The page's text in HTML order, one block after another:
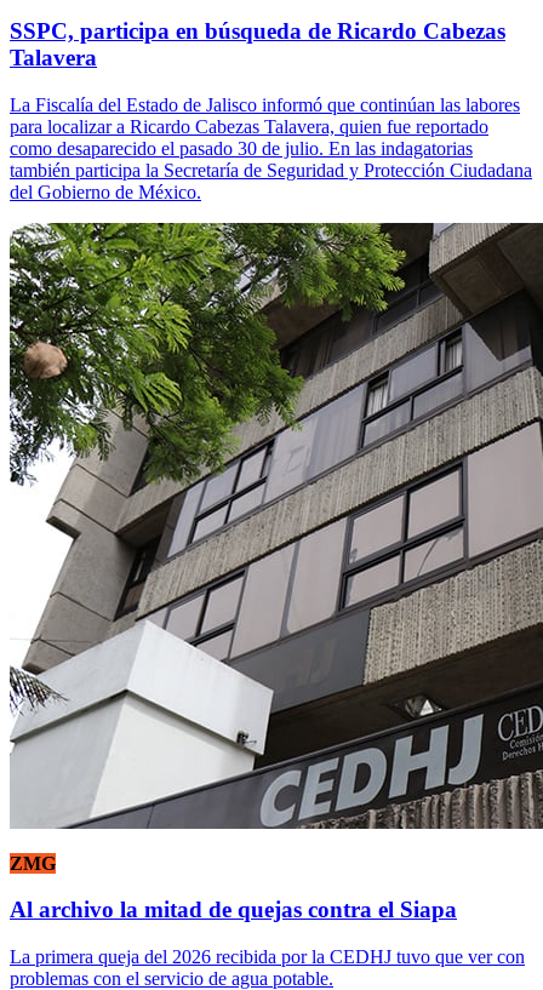
SSPC, participa en búsqueda de Ricardo Cabezas
Talavera
La Fiscalía del Estado de Jalisco informó que continúan las labores
para localizar a Ricardo Cabezas Talavera, quien fue reportado
como desaparecido el pasado 30 de julio. En las indagatorias
también participa la Secretaría de Seguridad y Protección Ciudadana
del Gobierno de México.
ZMG
Al archivo la mitad de quejas contra el Siapa
La primera queja del 2026 recibida por la CEDHJ tuvo que ver con
problemas con el servicio de agua potable.